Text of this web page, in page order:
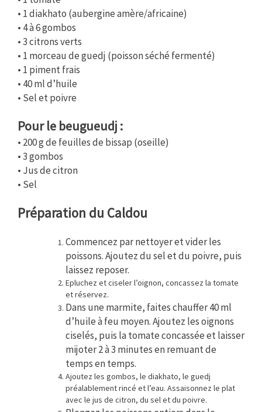
• 1 diakhato (aubergine amère/africaine)
• 4 à 6 gombos
• 3 citrons verts
• 1 morceau de guedj (poisson séché fermenté)
• 1 piment frais
• 40 ml d’huile
• Sel et poivre
Pour le beugueudj :
• 200 g de feuilles de bissap (oseille)
• 3 gombos
• Jus de citron
• Sel
Préparation du Caldou
Commencez parnettoyer et vider les
poissons. Ajoutez du sel et du poivre, puis
laissez reposer.
Epluchez et ciseler l’oignon, concassez la tomate
et réservez.
Dans une marmite, faites chauffer40 ml
d’huileà feu moyen. Ajoutez les oignons
ciselés, puis la tomate concassée et laisser
mijoter 2 à 3 minutes en remuant de
temps en temps.
Ajoutez les gombos, le diakhato, le guedj
préalablement rincé et l’eau. Assaisonnez le plat
avec le jus de citron, du sel et du poivre.